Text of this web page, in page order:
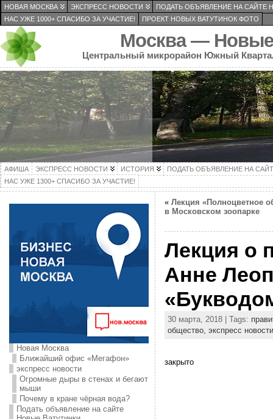
НОВАЯ МОСКВА ЭКСПРЕСС НОВОСТИ
ПОДАТЬ ОБЪЯВЛЕНИЕ НА САЙТЕ
НАС УЖЕ 1000+ СПАСИБО ЗА УЧАСТИЕ!
ПРОЕКТ НОВЫХ ВАТУТИНОК ФОТО
Москва — Новые
Центральный микрорайон Южный
АФИША ЭКСПРЕСС НОВОСТИ ИСТОРИЯ
ПОДАТЬ ОБЪЯВЛЕНИЕ НА
НАС УЖЕ 1300+ СПАСИБО ЗА УЧАСТИЕ!
Новая Москва
Ближайший офис «Мегафон»
экспресс новости
Огромные дыры в стенах и бегают
мыши
Почему в кране чёрная вода?
Подать объявление на сайте
« Лекция «Полноцветное
в Московском зоопарке
Лекция о
Анне
30 марта, 2018 | Tags:
общество, экспресс новости
закрыто